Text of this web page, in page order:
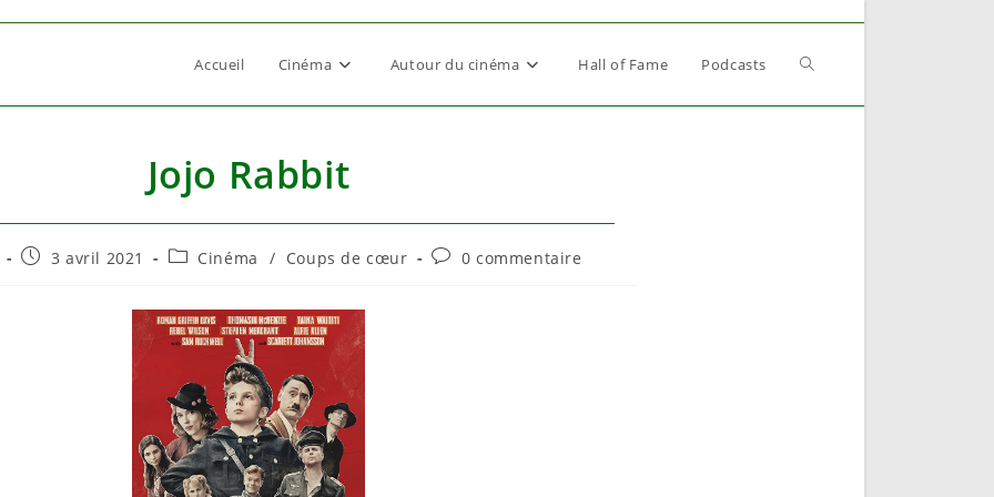
Accueil Cinéma Autour du cinéma Hall of Fame Podcasts Toggle
Jojo Rabbit
Publication
3 avril 2021
PostCinéma / Coups de cœur
Commentaires
0 commentaire